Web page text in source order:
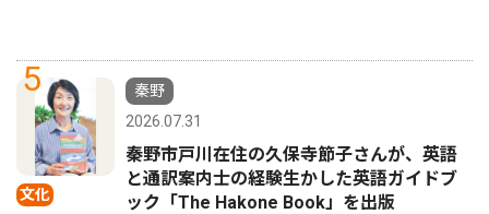
5
文化
秦野
2026.07.31
秦野市戸川在住の久保寺節子さんが、英語
と通訳案内士の経験生かした英語ガイドブ
ック「The Hakone Book」を出版